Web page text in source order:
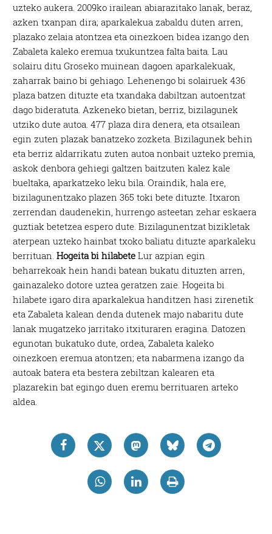
uzteko aukera. 2009ko irailean abiarazitako lanak, beraz,
azken txanpan dira; aparkalekua zabaldu duten arren,
plazako zelaia atontzea eta oinezkoen bidea izango den
Zabaleta kaleko eremua txukuntzea falta baita. Lau
solairu ditu Groseko muinean dagoen aparkalekuak,
zaharrak baino bi gehiago. Lehenengo bi solairuek 436
plaza batzen dituzte eta txandaka dabiltzan autoentzat
dago bideratuta. Azkeneko bietan, berriz, bizilagunek
utziko dute autoa. 477 plaza dira denera, eta otsailean
egin zuten plazak banatzeko zozketa. Bizilagunek behin
eta berriz aldarrikatu zuten autoa nonbait uzteko premia,
askok denbora gehiegi galtzen baitzuten kalez kale
bueltaka, aparkatzeko leku bila. Oraindik, hala ere,
bizilagunentzako plazen 365 toki bete dituzte. Itxaron
zerrendan daudenekin, hurrengo asteetan zehar eskaera
guztiak betetzea espero dute. Bizilagunentzat bizikletak
aterpean uzteko hainbat txoko baliatu dituzte aparkaleku
berrituan.Hogeita bi hilabete Lur azpian egin
beharrekoak hein handi batean bukatu dituzten arren,
gainazaleko dotore uztea geratzen zaie. Hogeita bi
hilabete igaro dira aparkalekua handitzen hasi zirenetik
eta Zabaleta kalean denda dutenek majo nabaritu dute
lanak mugatzeko jarritako itxituraren eragina. Datozen
egunotan bukatuko dute, ordea, Zabaleta kaleko
oinezkoen eremua atontzen; eta nabarmena izango da
autoak batera eta bestera zebiltzan kalearen eta
plazarekin bat egingo duen eremu berrituaren arteko
aldea.